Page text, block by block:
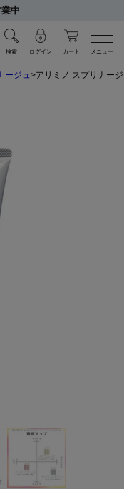
中
検索 ログイン カート メニュー
ージュ アリミノ スプリナー